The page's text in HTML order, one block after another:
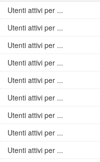
Utenti attivi per ...
Utenti attivi per ...
Utenti attivi per ...
Utenti attivi per ...
Utenti attivi per ...
Utenti attivi per ...
Utenti attivi per ...
Utenti attivi per ...
Utenti attivi per ...